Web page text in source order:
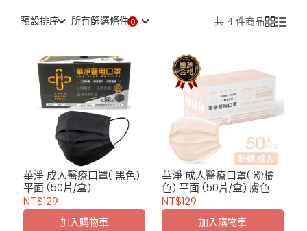
預設排序 所有篩選條件 共 4 件商品
華淨 成人醫療口罩( 黑色)
平面 (50片/盒)
NT$129
加入購物車
華淨 成人醫療口罩( 粉橘
色) 平面 (50片/盒) 膚色口
罩
NT$129
加入購物車